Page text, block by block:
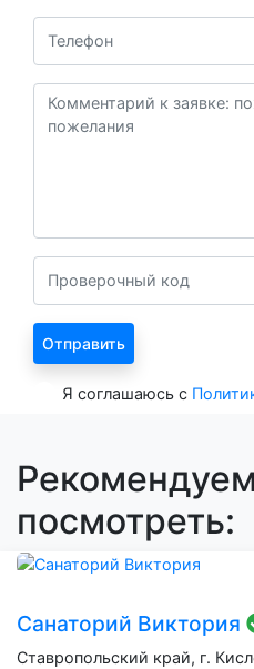
Я соглашаюсь с
Рекомендуем
посмотреть:
Санаторий Виктория
Ставропольский край, г.